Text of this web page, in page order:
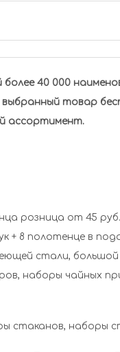
более 40 000
товар
ассортимент.
розница от 45
+ 8 полотенце в
стали,
стаканов, наборы